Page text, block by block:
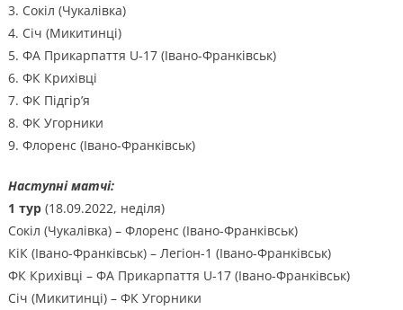
3. Сокіл (Чукалівка)
4. Січ (Микитинці)
5. ФА Прикарпаття U-17 (Івано-Франківськ)
6. ФК Крихівці
7. ФК Підгір’я
8. ФК Угорники
9. Флоренс (Івано-Франківськ)
Наступні матчі:
1 тур (18.09.2022, неділя)
Сокіл (Чукалівка) – Флоренс (Івано-Франківськ)
КіК (Івано-Франківськ) – Легіон-1 (Івано-Франківськ)
ФК Крихівці – ФА Прикарпаття U-17 (Івано-Франківськ)
Січ (Микитинці) – ФК Угорники